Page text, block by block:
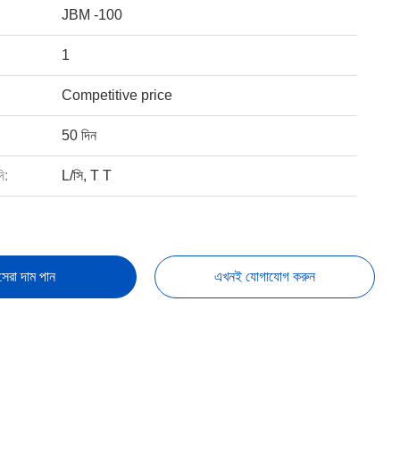
JBM -100
1
Competitive price
50 দিন
L/সি, T T
দাম পান এখনই যোগাযোগ করুন